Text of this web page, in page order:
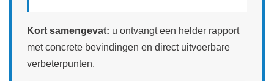
Kort samengevat: u ontvangt een helder rapport
met concrete bevindingen en direct uitvoerbare
verbeterpunten.